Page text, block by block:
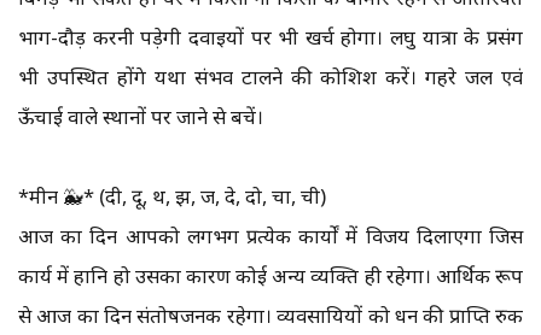
भाग-दौड़ करनी पड़ेगी दवाइयों पर भी खर्च होगा। लघु यात्रा के प्रसंग
भी उपस्थित होंगे यथा संभव टालने की कोशिश करें। गहरे जल एवं
ऊँचाई वाले स्थानों पर जाने से बचें।
*मीन 🐳* (दी, दू, थ, झ, ज, दे, दो, चा, ची)
आज का दिन आपको लगभग प्रत्येक कार्यों में विजय दिलाएगा जिस
कार्य में हानि हो उसका कारण कोई अन्य व्यक्ति ही रहेगा। आर्थिक रूप
से आज का दिन संतोषजनक रहेगा। व्यवसायियों को धन की प्राप्ति रुक